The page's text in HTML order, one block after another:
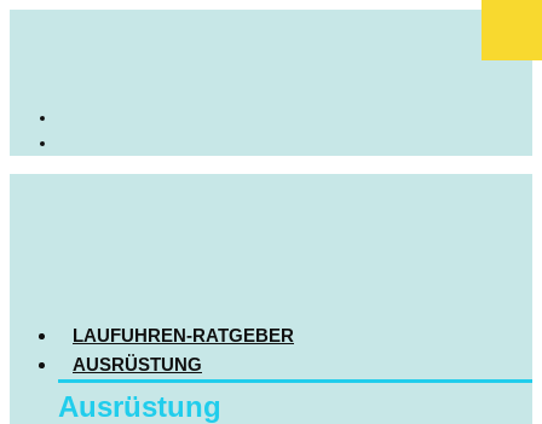
LAUFUHREN-RATGEBER
AUSRÜSTUNG
Ausrüstung